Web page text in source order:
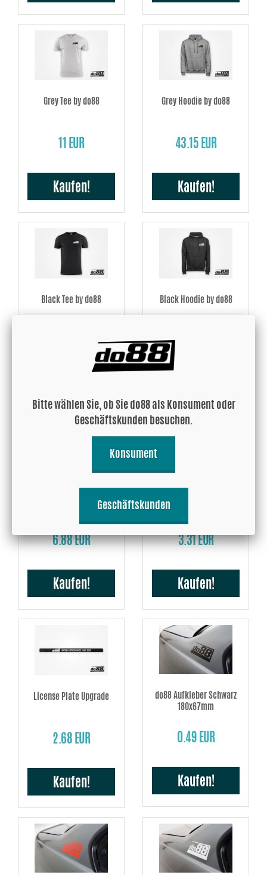
Grey Tee by do88
11 EUR
Kaufen!
Grey Hoodie by do88
43.15 EUR
Kaufen!
Black Tee by do88 Black Hoodie by do88
43.15 EUR
6.88 EUR
Kaufen!
3.31 EUR
Kaufen!
License Plate Upgrade
2.68 EUR
Kaufen!
do88 Aufkleber Schwarz
180x67mm
0.49 EUR
Kaufen!
Bitte wählen Sie, ob Sie do88 als Konsument oder
Geschäftskunden besuchen.
Konsument
Geschäftskunden